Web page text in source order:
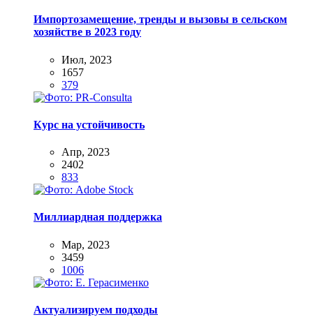
Импортозамещение, тренды и вызовы в сельском
хозяйстве в 2023 году
Июл, 2023
1657
379
Курс на устойчивость
Апр, 2023
2402
833
Миллиардная поддержка
Мар, 2023
3459
1006
Актуализируем подходы